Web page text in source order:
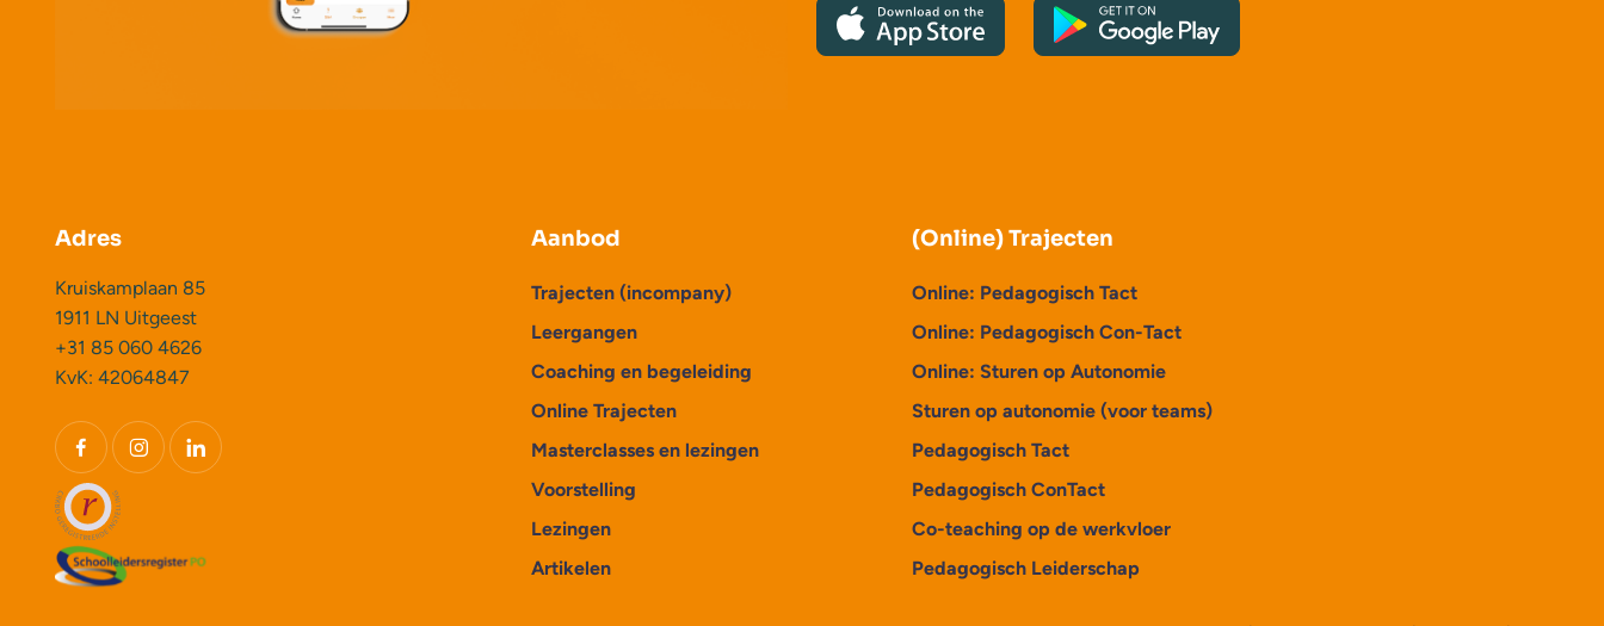
Adres
Kruiskamplaan 85
1911 LN Uitgeest
+31 85 060 4626
KvK: 42064847
Aanbod
Trajecten (incompany)
Leergangen
Coaching en begeleiding
Online Trajecten
Masterclasses en lezingen
Voorstelling
Lezingen
Artikelen
(Online) Trajecten
Online: Pedagogisch Tact
Online: Pedagogisch Con-Tact
Online: Sturen op Autonomie
Sturen op autonomie (voor teams)
Pedagogisch Tact
Pedagogisch ConTact
Co-teaching op de werkvloer
Pedagogisch Leiderschap